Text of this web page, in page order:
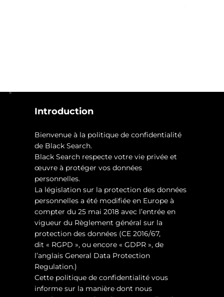
Introduction
Bienvenue à la politique de confidentialité
de Black Search.
Black Search respecte votre vie privée et
œuvre à protéger vos données
personnelles.
La législation sur la protection des données
personnelles a été modifiée en Europe à
compter du 25 mai 2018 avec l’entrée en
vigueur du Règlement général sur la
protection des données (CE 2016/67,
dit « RGPD », ou encore « GDPR », de
l’anglais General Data Protection
Regulation.)
Cette politique de confidentialité vous
informe sur la manière dont nous